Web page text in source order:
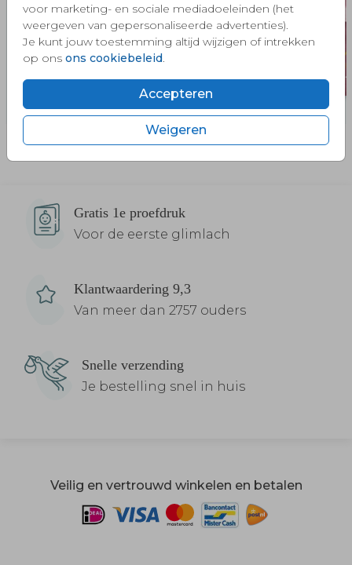
voor marketing- en sociale mediadoeleinden (het
weergeven van gepersonaliseerde advertenties).
Je kunt jouw toestemming altijd wijzigen of intrekken
op ons ons cookiebeleid.
Accepteren
Weigeren
Gratis 1e proefdruk
Voor de eerste glimlach
Klantwaardering 9,3
Van meer dan 2757 ouders
Snelle verzending
Je bestelling snel in huis
Veilig en vertrouwd winkelen en betalen